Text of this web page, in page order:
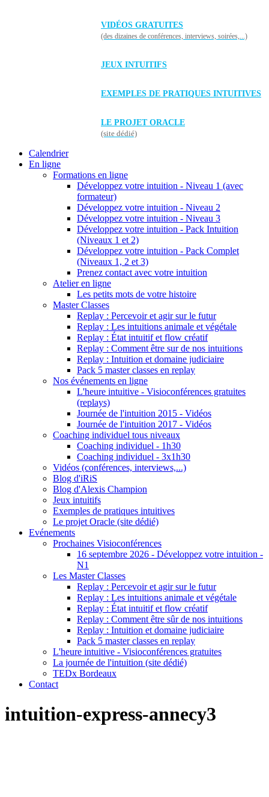
VIDÉOS GRATUITES
(des dizaines de conférences, interviews, soirées,...)
JEUX INTUITIFS
EXEMPLES DE PRATIQUES INTUITIVES
LE PROJET ORACLE
(site dédié)
Calendrier
En ligne
Formations en ligne
Développez votre intuition - Niveau 1 (avec
formateur)
Développez votre intuition - Niveau 2
Développez votre intuition - Niveau 3
Développez votre intuition - Pack Intuition
(Niveaux 1 et 2)
Développez votre intuition - Pack Complet
(Niveaux 1, 2 et 3)
Prenez contact avec votre intuition
Atelier en ligne
Les petits mots de votre histoire
Master Classes
Replay : Percevoir et agir sur le futur
Replay : Les intuitions animale et végétale
Replay : État intuitif et flow créatif
Replay : Comment être sur de nos intuitions
Replay : Intuition et domaine judiciaire
Pack 5 master classes en replay
Nos événements en ligne
L'heure intuitive - Visioconférences gratuites
(replays)
Journée de l'intuition 2015 - Vidéos
Journée de l'intuition 2017 - Vidéos
Coaching individuel tous niveaux
Coaching individuel - 1h30
Coaching individuel - 3x1h30
Vidéos (conférences, interviews,...)
Blog d'iRiS
Blog d'Alexis Champion
Jeux intuitifs
Exemples de pratiques intuitives
Le projet Oracle (site dédié)
Evénements
Prochaines Visioconférences
16 septembre 2026 - Développez votre intuition -
N1
Les Master Classes
Replay : Percevoir et agir sur le futur
Replay : Les intuitions animale et végétale
Replay : État intuitif et flow créatif
Replay : Comment être sûr de nos intuitions
Replay : Intuition et domaine judiciaire
Pack 5 master classes en replay
L'heure intuitive - Visioconférences gratuites
La journée de l'intuition (site dédié)
TEDx Bordeaux
Contact
intuition-express-annecy3